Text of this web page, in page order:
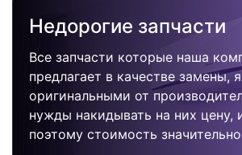
Недорогие запчасти
Все запчасти которые наша
предлагает в качестве замены,
оригинальными от
нужды накидывать на них цену,
поэтому стоимость